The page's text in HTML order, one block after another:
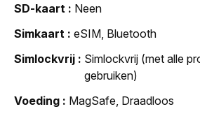
SD-kaart
Neen
Simkaart
eSIM, Bluetooth
Simlockvrij
Simlockvrij (met alle
gebruiken)
Voeding
MagSafe, Draadloos